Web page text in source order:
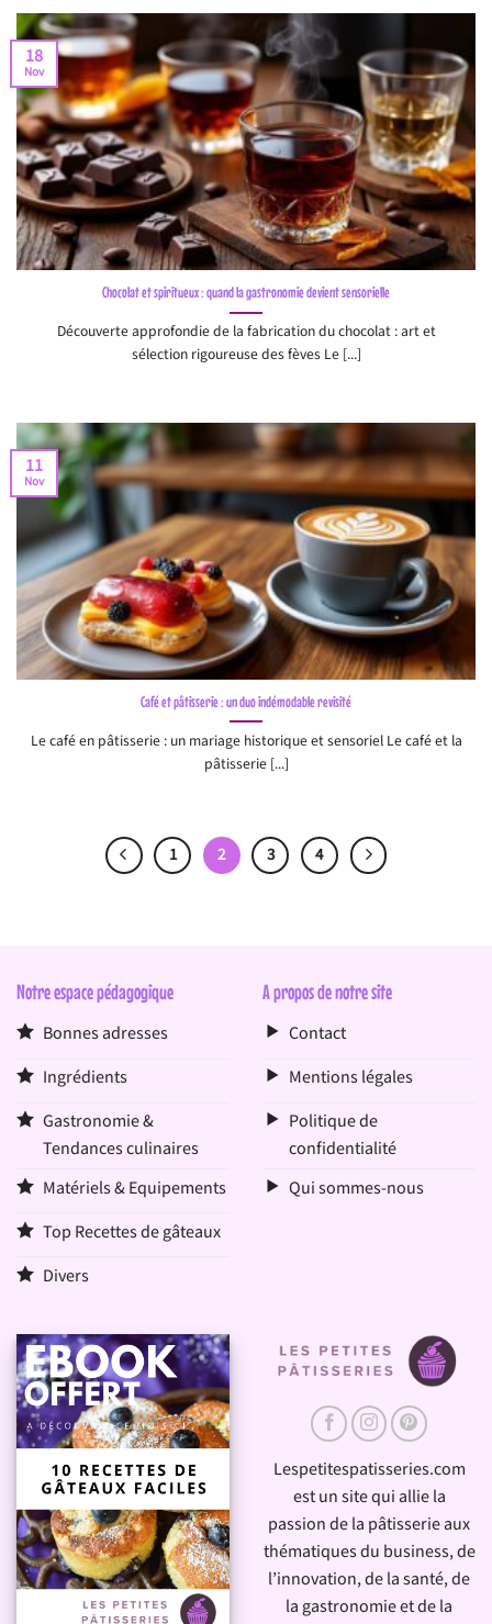
Chocolat et spiritueux : quand la gastronomie devient sensorielle
Découverte approfondie de la fabrication du chocolat : art et
sélection rigoureuse des fèves Le [...]
18
Nov
Café et pâtisserie : un duo indémodable revisité
Le café en pâtisserie : un mariage historique et sensoriel Le café et la
pâtisserie [...]
11
Nov
1 2 3 4
Notre espace pédagogique
Bonnes adresses
Ingrédients
Gastronomie &
Tendances culinaires
Matériels & Equipements
Top Recettes de gâteaux
Divers
A propos de notre site
Contact
Mentions légales
Politique de
confidentialité
Qui sommes-nous
Lespetitespatisseries.com
est un site qui allie la
passion de la pâtisserie aux
thématiques du business, de
l’innovation, de la santé, de
la gastronomie et de la